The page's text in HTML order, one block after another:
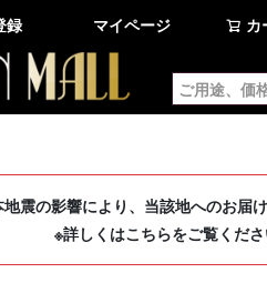
録 マイページ カ
地震の影響により、当該地へのお届
※詳しくはこちらをご覧くだ